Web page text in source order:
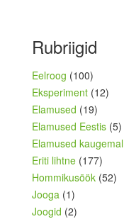
Rubriigid
Eelroog (100)
Eksperiment (12)
Elamused (19)
Elamused Eestis (5)
Elamused kaugemal
Eriti lihtne (177)
Hommikusöök (52)
Jooga (1)
Joogid (2)